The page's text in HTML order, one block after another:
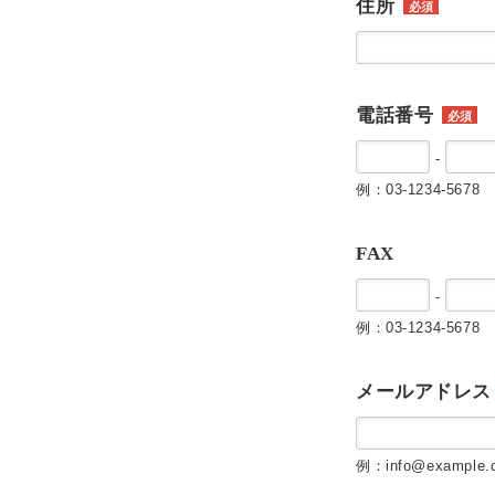
住所 必須
電話番号 必須
-
例：03-1234-5678
FAX
-
例：03-1234-5678
メールアドレス
例：